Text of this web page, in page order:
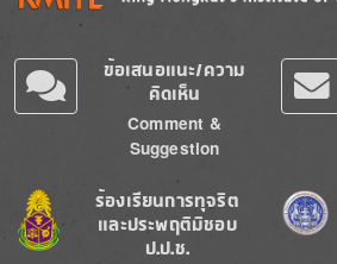
ข้อเสนอแนะ/ความ
คิดเห็น
Comment &
Suggestion
Image
ร้องเรียนการทุจริต
และประพฤติมิชอบ
ป.ป.ช.
Image